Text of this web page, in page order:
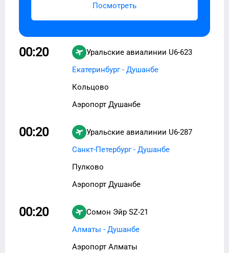
Посмотреть
00:20 Уральские авиалинии U6-623
Екатеринбург - Душанбе
Кольцово
Аэропорт Душанбе
00:20 Уральские авиалинии U6-287
Санкт-Петербург - Душанбе
Пулково
Аэропорт Душанбе
00:20 Сомон Эйр SZ-21
Алматы - Душанбе
Аэропорт Алматы